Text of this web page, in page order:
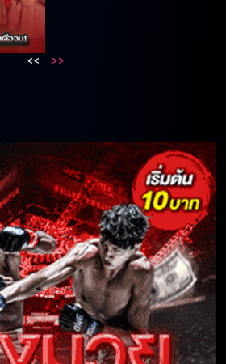
<< >>